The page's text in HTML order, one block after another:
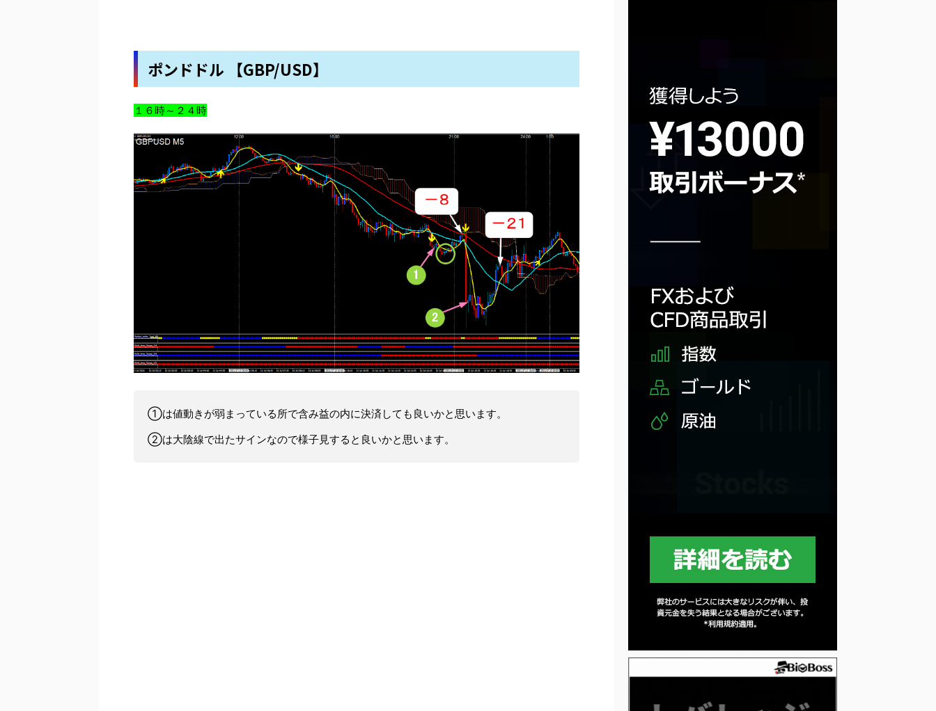
ポンドドル 【GBP/USD】
１６時～２４時
①は値動きが弱まっている所で含み益の内に決済しても良いかと思います。
②は大陰線で出たサインなので様子見すると良いかと思います。